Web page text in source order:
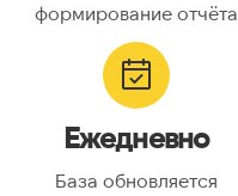
формирование отчёта
Ежедневно
База обновляется